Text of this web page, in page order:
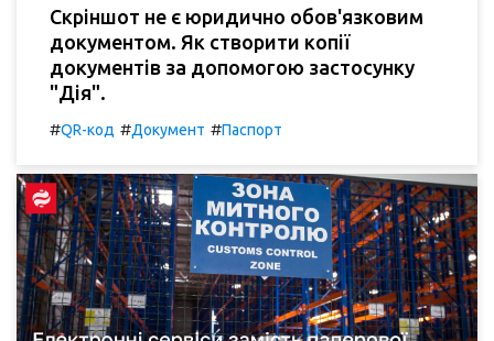
Скріншот не є юридично обов'язковим
документом. Як створити копії
документів за допомогою застосунку
"Дія".
#QR-код #Документ #Паспорт